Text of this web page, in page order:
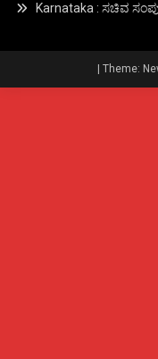
Karnataka : ಸಚಿವ
Theme: